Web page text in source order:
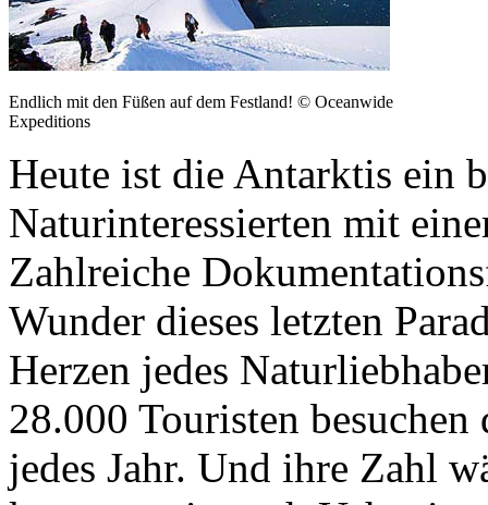
Endlich mit den Füßen auf dem Festland! © Oceanwide
Expeditions
Heute ist die Antarktis ein
Naturinteressierten mit
Zahlreiche
Wunder dieses letzten
Herzen jedes
28.000 Touristen
jedes Jahr. Und ihre Zahl